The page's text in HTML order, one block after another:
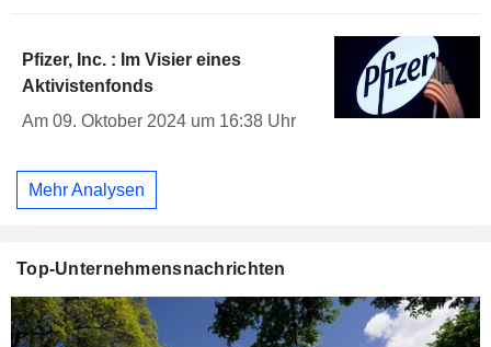
Pfizer, Inc. : Im Visier eines
Aktivistenfonds
Am 09. Oktober 2024 um 16:38 Uhr
Mehr Analysen
Top-Unternehmensnachrichten